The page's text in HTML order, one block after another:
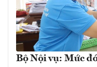
Bộ Nội vụ: Mức